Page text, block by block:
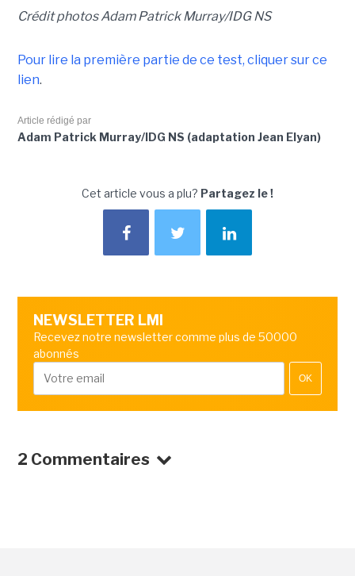
Crédit photos Adam Patrick Murray/IDG NS
Pour lire la première partie de ce test, cliquer sur ce
lien.
Article rédigé par
Adam Patrick Murray/IDG NS (adaptation Jean Elyan)
Cet article vous a plu? Partagez le !
NEWSLETTER LMI
Recevez notre newsletter comme plus de 50000
abonnés
OK
2 Commentaires